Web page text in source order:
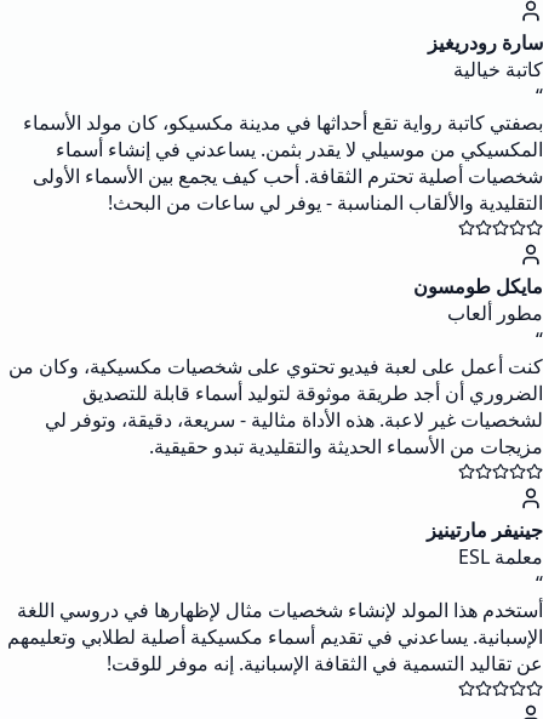
سارة رودريغيز
كاتبة خيالية
“
بصفتي كاتبة رواية تقع أحداثها في مدينة مكسيكو، كان مولد الأسماء
المكسيكي من موسيلي لا يقدر بثمن. يساعدني في إنشاء أسماء
شخصيات أصلية تحترم الثقافة. أحب كيف يجمع بين الأسماء الأولى
التقليدية والألقاب المناسبة - يوفر لي ساعات من البحث!
مايكل طومسون
مطور ألعاب
“
كنت أعمل على لعبة فيديو تحتوي على شخصيات مكسيكية، وكان من
الضروري أن أجد طريقة موثوقة لتوليد أسماء قابلة للتصديق
لشخصيات غير لاعبة. هذه الأداة مثالية - سريعة، دقيقة، وتوفر لي
مزيجات من الأسماء الحديثة والتقليدية تبدو حقيقية.
جينيفر مارتينيز
معلمة ESL
“
أستخدم هذا المولد لإنشاء شخصيات مثال لإظهارها في دروسي اللغة
الإسبانية. يساعدني في تقديم أسماء مكسيكية أصلية لطلابي وتعليمهم
عن تقاليد التسمية في الثقافة الإسبانية. إنه موفر للوقت!